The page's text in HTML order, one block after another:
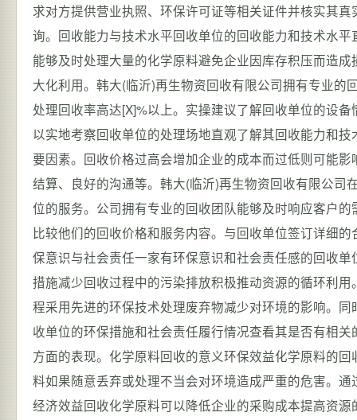
求对方提供营业执照、环保许可证等相关证件并核实其
询。回收能力与技术水平回收单位的回收能力和技术水
能够及时处理大量的化学原料避免企业因库存积压而造
大化利用。韩大(临沂)再生物资回收有限公司拥有专业
处理回收率高达[X]%以上。实操建议了解回收单位的设
以实地考察回收单位的处理场地直观了解其回收能力和
要因素。回收价格过高会增加企业的成本而过低则可能
结算、良好的沟通等。韩大(临沂)再生物资回收有限公
位的服务。公司拥有专业的回收团队能够及时响应客户
比较他们的回收价格和服务内容。与回收单位签订详细
保意识与社会责任一家有环保意识和社会责任感的回收
措施减少回收过程中的污染排放积极推动资源的循环利
程采用先进的环保技术处理废弃物减少对环境的影响。
收单位的环保措施和社会责任履行情况查看其是否有相
方面的表现。化学原料回收的意义环保效益化学原料的
料如果随意丢弃或处理不当会对环境造成严重的危害。
经济效益回收化学原料可以降低企业的采购成本提高资